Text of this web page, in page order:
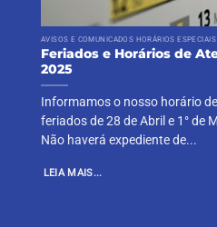
AVISOS E COMUNICADOS HORÁRIOS
Feriados e Horários de
2025
Informamos o nosso horário
feriados de 28 de Abril e 1° de
Não haverá expediente de...
LEIA MAIS...